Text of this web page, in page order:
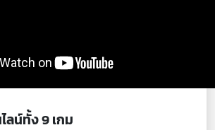
ลน์ทั้ง 9 เกม